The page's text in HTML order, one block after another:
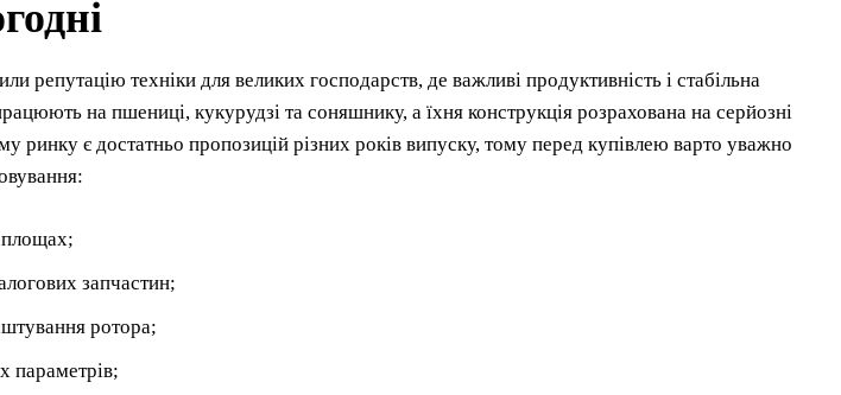
репутацію техніки для великих господарств, де важливі продуктивність і стабільна
на пшениці, кукурудзі та соняшнику, а їхня конструкція розрахована на серйозні
ринку є достатньо пропозицій різних років випуску, тому перед купівлею варто уважно
площах;
запчастин;
ротора;
параметрів;